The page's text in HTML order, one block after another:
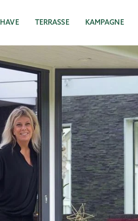
HAVE TERRASSE KAMPAGNE